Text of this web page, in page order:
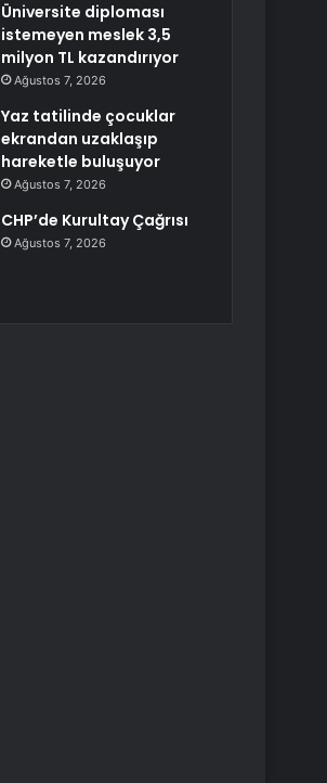
Üniversite diploması
istemeyen meslek 3,5
milyon TL kazandırıyor
Ağustos 7, 2026
Yaz tatilinde çocuklar
ekrandan uzaklaşıp
hareketle buluşuyor
Ağustos 7, 2026
CHP’de Kurultay Çağrısı
Ağustos 7, 2026